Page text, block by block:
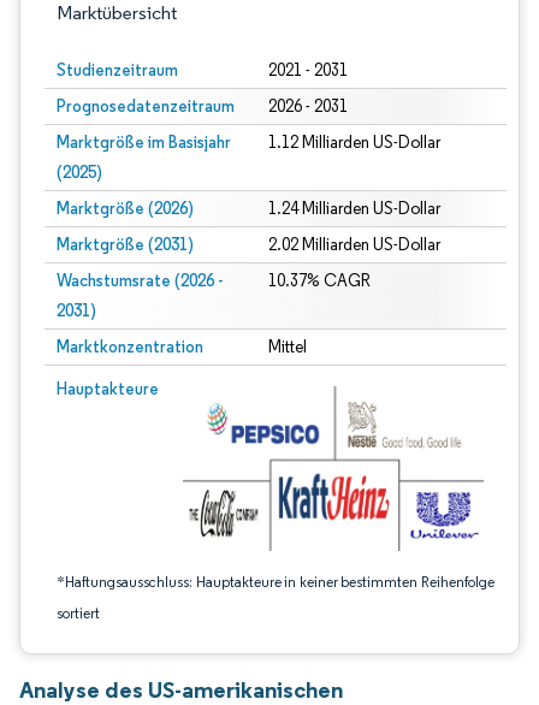
Marktübersicht
Studienzeitraum 2021 - 2031
Prognosedatenzeitraum 2026 - 2031
Marktgröße im Basisjahr
(2025)
1.12 Milliarden US-Dollar
Marktgröße (2026) 1.24 Milliarden US-Dollar
Marktgröße (2031) 2.02 Milliarden US-Dollar
Wachstumsrate (2026 -
2031)
10.37% CAGR
Marktkonzentration Mittel
Hauptakteure
*Haftungsausschluss: Hauptakteure in keiner bestimmten Reihenfolge
sortiert
Bild © Mordor Intelligence. Wiederverwendung erfordert Namensnennung
Analyse des US-amerikanischen